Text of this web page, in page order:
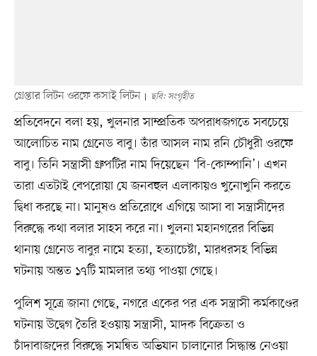
গ্রেপ্তার লিটন ওরফে কসাই লিটন ছবি: সংগৃহীত
প্রতিবেদনে বলা হয়, খুলনার সাম্প্রতিক অপরাধজগতে সবচেয়ে
আলোচিত নাম গ্রেনেড বাবু। তাঁর আসল নাম রনি চৌধুরী ওরফে
বাবু। তিনি সন্ত্রাসী গ্রুপটির নাম দিয়েছেন ‘বি-কোম্পানি’। এখন
তারা এতটাই বেপরোয়া যে জনবহুল এলাকায়ও খুনোখুনি করতে
দ্বিধা করছে না। মানুষও প্রতিরোধে এগিয়ে আসা বা সন্ত্রাসীদের
বিরুদ্ধে কথা বলার সাহস করে না। খুলনা মহানগরের বিভিন্ন
থানায় গ্রেনেড বাবুর নামে হত্যা, হত্যাচেষ্টা, মারধরসহ বিভিন্ন
ঘটনায় অন্তত ১৭টি মামলার তথ্য পাওয়া গেছে।
পুলিশ সূত্রে জানা গেছে, নগরে একের পর এক সন্ত্রাসী কর্মকাণ্ডের
ঘটনায় উদ্বেগ তৈরি হওয়ায় সন্ত্রাসী, মাদক বিক্রেতা ও
চাঁদাবাজদের বিরুদ্ধে সমন্বিত অভিযান চালানোর সিদ্ধান্ত নেওয়া